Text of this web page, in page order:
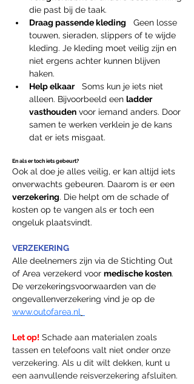
die past bij de taak.
Draag passende kleding Geen losse
touwen, sieraden, slippers of te wijde
kleding. Je kleding moet veilig zijn en
niet ergens achter kunnen blijven
haken.
Help elkaar Soms kun je iets niet
alleen. Bijvoorbeeld een ladder
vasthouden voor iemand anders. Door
samen te werken verklein je de kans
dat er iets misgaat.
En als er toch iets gebeurt?
Ook al doe je alles veilig, er kan altijd iets
verzekering. Die helpt om de schade of
kosten op te vangen als er toch een
ongeluk plaatsvindt.
VERZEKERING
Alle deelnemers zijn via de Stichting Out
of Area verzekerd voor medische kosten.
De verzekeringsvoorwaarden van de
www.outofarea.nl
Let op! Schade aan materialen zoals
tassen en telefoons valt niet onder onze
verzekering. Als u dit wilt dekken, kunt u
een aanvullende reisverzekering afsluiten.